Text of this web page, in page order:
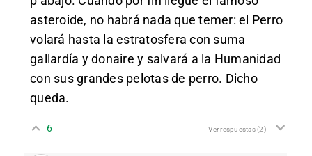
asteroide, no habrá nada que temer: el Perro
volará hasta la estratosfera con suma
gallardía y donaire y salvará a la Humanidad
con sus grandes pelotas de perro. Dicho
queda.
6 Ver respuestas(2)